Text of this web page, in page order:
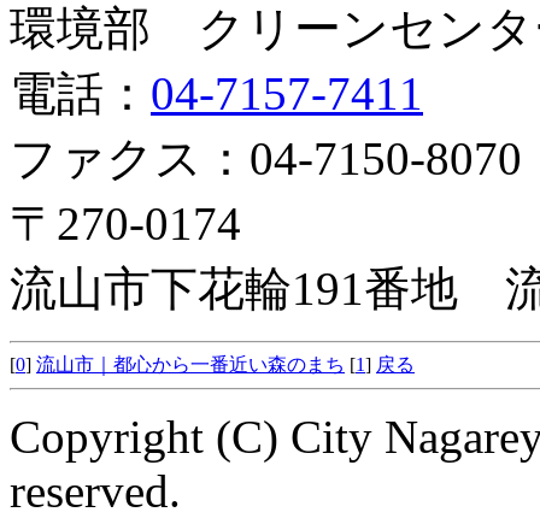
環境部 クリーンセン
電話： 04-7157-7411
ファクス：04-7150-8070
〒270-0174
流山市下花輪191番地
[0] 流山市｜都心から一番近い森のまち [1] 戻る
Copyright (C) City
reserved.